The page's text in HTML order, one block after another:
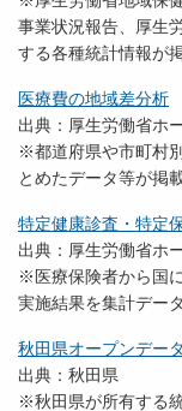
事業状況報告、厚生
する各種統計情報が
医療費の地域差分析
出典：厚生労働省ホ
※都道府県や市町村
とめたデータ等が掲
特定健康診査・特定
出典：厚生労働省ホ
※医療保険者から国
実施結果を集計デー
秋田県オープンデー
出典：秋田県
※秋田県が所有する